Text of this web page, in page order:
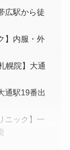
広駅から徒
】内服・外
幌院】大通
通駅19番出
ニック】一